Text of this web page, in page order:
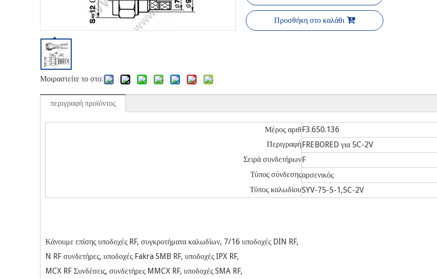
Μοιραστείτε το στο:
Προσθήκη στο καλάθι
περιγραφή προϊόντος
Μέρος αριθF3.650.136
ΠεριγραφήFREBORED για 5C-2V
Σειρά συνδετήρωνF
Τύπος σύνδεσηςαρσενικός
Τύπος καλωδίουSYV-75-5-1,5C-2V
Κάνουμε επίσης υποδοχές RF, συγκροτήματα καλωδίων, 7/16 υποδοχές DIN RF,
N RF συνδετήρες, υποδοχές Fakra SMB RF, υποδοχές IPX RF,
MCX RF Συνδέσεις, συνδετήρες MMCX RF, υποδοχές SMA RF,